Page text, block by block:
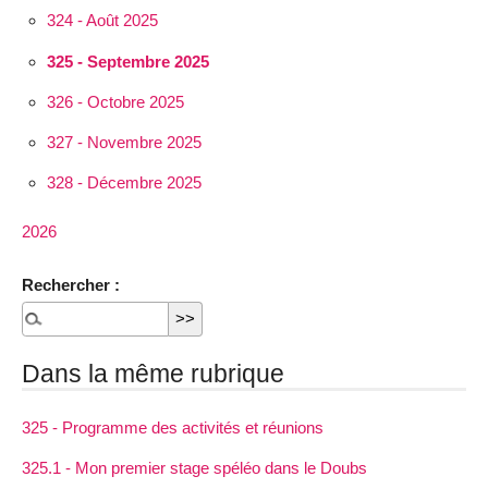
324 - Août 2025
325 - Septembre 2025
326 - Octobre 2025
327 - Novembre 2025
328 - Décembre 2025
2026
Rechercher :
Dans la même rubrique
325 - Programme des activités et réunions
325.1 - Mon premier stage spéléo dans le Doubs